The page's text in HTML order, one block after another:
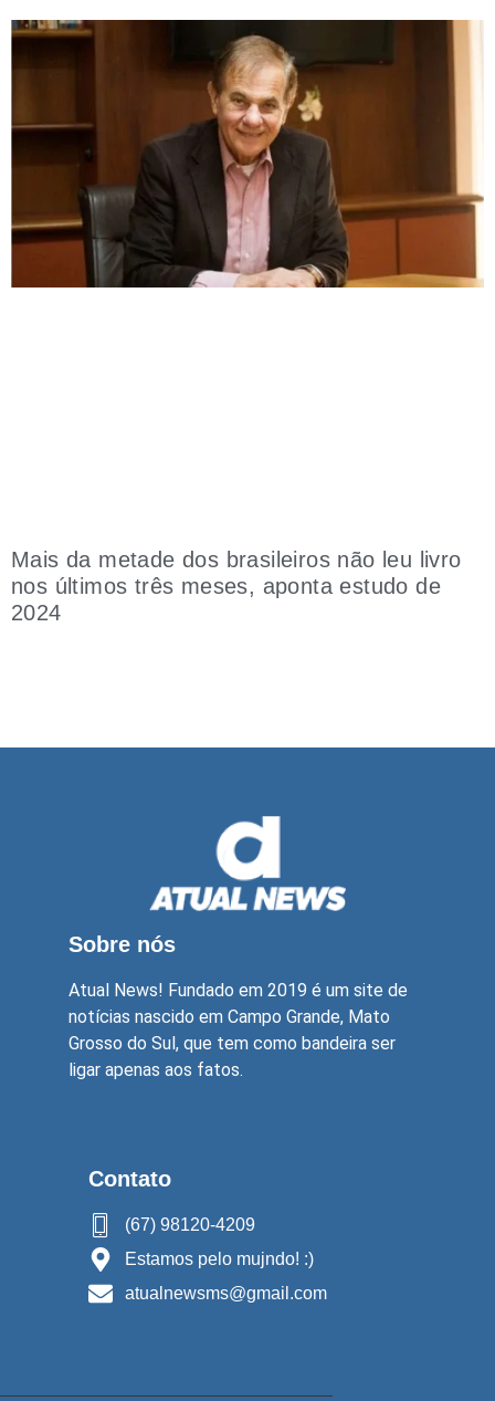
Mais da metade dos brasileiros não leu livro
nos últimos três meses, aponta estudo de
2024
Sobre nós
Atual News! Fundado em 2019 é um site de
notícias nascido em Campo Grande, Mato
Grosso do Sul, que tem como bandeira ser
ligar apenas aos fatos.
Contato
(67) 98120-4209
Estamos pelo mujndo! :)
atualnewsms@gmail.com